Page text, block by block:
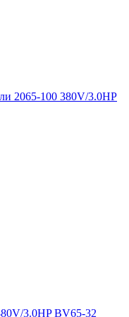
2065-100 380V/3.0HP
3.0HP BV65-32